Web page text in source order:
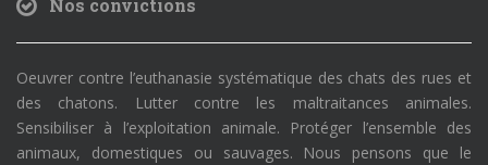
Nos convictions
Oeuvrer contre l’euthanasie systématique des chats des rues et
des chatons. Lutter contre les maltraitances animales.
Sensibiliser à l’exploitation animale. Protéger l’ensemble des
animaux, domestiques ou sauvages. Nous pensons que le